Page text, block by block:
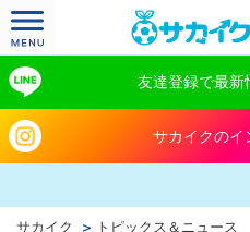
友達登録で最新
サカイクのイ
サカイク トピックス＆ニュース